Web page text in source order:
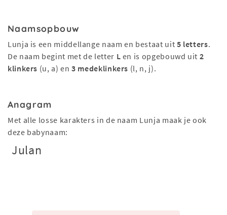
Naamsopbouw
Lunja is een middellange naam en bestaat uit 5 letters.
De naam begint met de letter L en is opgebouwd uit 2
klinkers (u, a) en3 medeklinkers (l, n, j).
Anagram
Met alle losse karakters in de naam Lunja maak je ook
deze babynaam:
Julan